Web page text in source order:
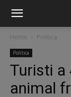
Home Politica
Politica
Turisti a
animal